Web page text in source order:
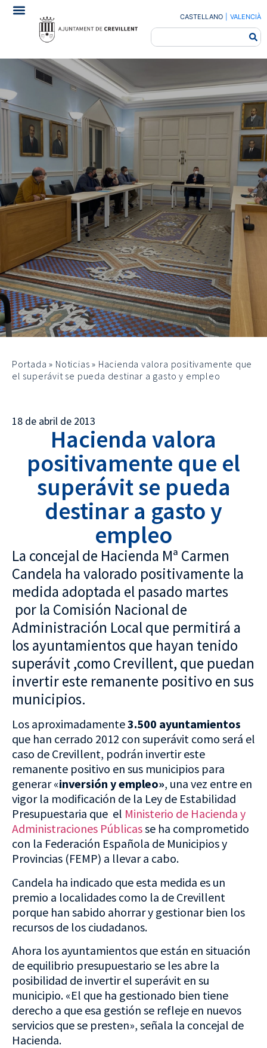
CASTELLANO VALENCIÀ
Portada » Noticias » Hacienda valora positivamente que
el superávit se pueda destinar a gasto y empleo
18 de abril de 2013
Hacienda valora
positivamente que el
superávit se pueda
destinar a gasto y
empleo
La concejal de Hacienda Mª Carmen
Candela ha valorado positivamente la
medida adoptada el pasado martes
por la Comisión Nacional de
Administración Local que permitirá a
los ayuntamientos que hayan tenido
superávit ,como Crevillent, que puedan
invertir este remanente positivo en sus
municipios.
Los aproximadamente3.500 ayuntamientos
que han cerrado 2012 con superávit como será el
caso de Crevillent, podrán invertir este
remanente positivo en sus municipios para
generar «inversión y empleo», una vez entre en
vigor la modificación de la Ley de Estabilidad
Presupuestaria que el Ministerio de Hacienda y
Administraciones Públicasse ha comprometido
con la Federación Española de Municipios y
Provincias (FEMP) a llevar a cabo.
Candela ha indicado que esta medida es un
premio a localidades como la de Crevillent
porque han sabido ahorrar y gestionar bien los
recursos de los ciudadanos.
Ahora los ayuntamientos que están en situación
de equilibrio presupuestario se les abre la
posibilidad de invertir el superávit en su
municipio. «El que ha gestionado bien tiene
derecho a que esa gestión se refleje en nuevos
servicios que se presten», señala la concejal de
Hacienda.